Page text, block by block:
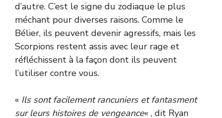
d’autre. C’est le signe du zodiaque le plus
méchant pour diverses raisons. Comme le
Bélier, ils peuvent devenir agressifs, mais les
Scorpions restent assis avec leur rage et
réfléchissent à la façon dont ils peuvent
l’utiliser contre vous.
« Ils sont facilement rancuniers et fantasment
sur leurs histoires de vengeance« , dit Ryan